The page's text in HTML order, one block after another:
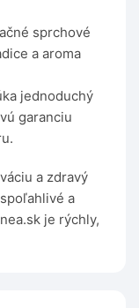
sprchové
a aroma
jednoduchý
garanciu
a zdravý
a
je rýchly,